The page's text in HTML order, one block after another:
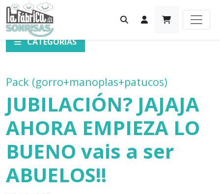
CATEGORÍAS
Pack (gorro+manoplas+patucos)
JUBILACIÓN? JAJAJA
AHORA EMPIEZA LO
BUENO vais a ser
ABUELOS!!